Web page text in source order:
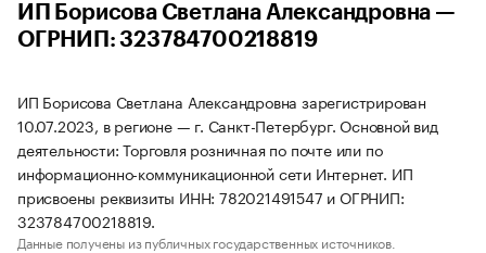
ИП Борисова Светлана Александровна —
ОГРНИП: 323784700218819
ИП Борисова Светлана Александровна зарегистрирован
10.07.2023, в регионе — г. Санкт-Петербург. Основной вид
деятельности: Торговля розничная по почте или по
информационно-коммуникационной сети Интернет. ИП
присвоены реквизиты ИНН: 782021491547 и ОГРНИП:
323784700218819.
Данные получены из публичных государственных источников.